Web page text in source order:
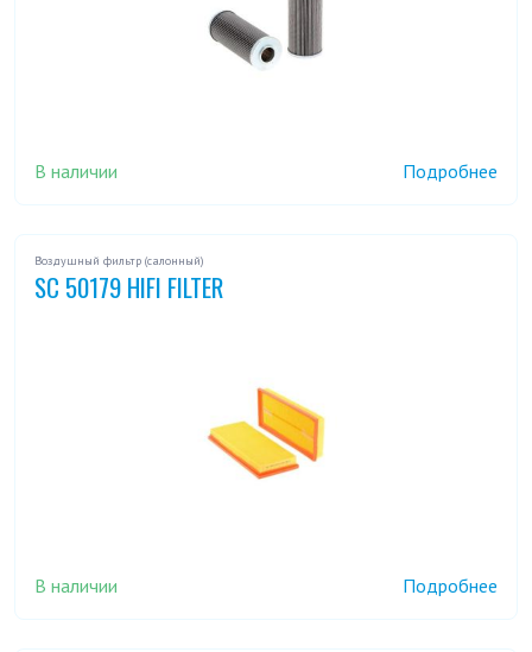
В наличии Подробнее
Воздушный фильтр (салонный)
SC 50179 HIFI FILTER
В наличии Подробнее